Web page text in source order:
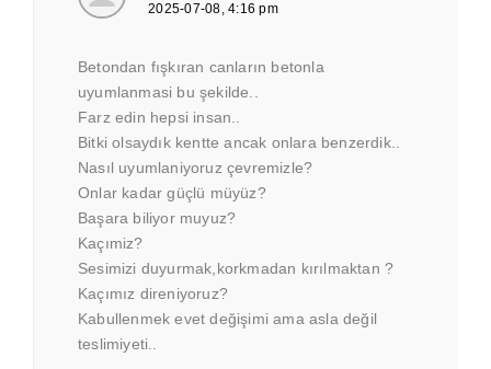
2025-07-08, 4:16 pm
Betondan fışkıran canların betonla
uyumlanmasi bu şekilde..
Farz edin hepsi insan..
Bitki olsaydık kentte ancak onlara benzerdik..
Nasıl uyumlaniyoruz çevremizle?
Onlar kadar güçlü müyüz?
Başara biliyor muyuz?
Kaçımiz?
Sesimizi duyurmak,korkmadan kırılmaktan ?
Kaçımız direniyoruz?
Kabullenmek evet değişimi ama asla değil
teslimiyeti..